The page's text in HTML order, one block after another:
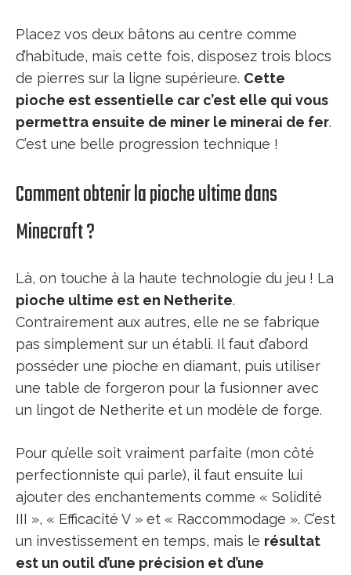
Placez vos deux bâtons au centre comme
d’habitude, mais cette fois, disposez trois blocs
de pierres sur la ligne supérieure. Cette
pioche est essentielle car c’est elle qui vous
permettra ensuite de miner le minerai de fer.
C’est une belle progression technique !
Comment obtenir la pioche ultime dans
Minecraft ?
Là, on touche à la haute technologie du jeu ! La
pioche ultime est en Netherite.
Contrairement aux autres, elle ne se fabrique
pas simplement sur un établi. Il faut d’abord
posséder une pioche en diamant, puis utiliser
une table de forgeron pour la fusionner avec
un lingot de Netherite et un modèle de forge.
Pour qu’elle soit vraiment parfaite (mon côté
perfectionniste qui parle), il faut ensuite lui
ajouter des enchantements comme « Solidité
III », « Efficacité V » et « Raccommodage ». C’est
un investissement en temps, mais le résultat
est un outil d’une précision et d’une